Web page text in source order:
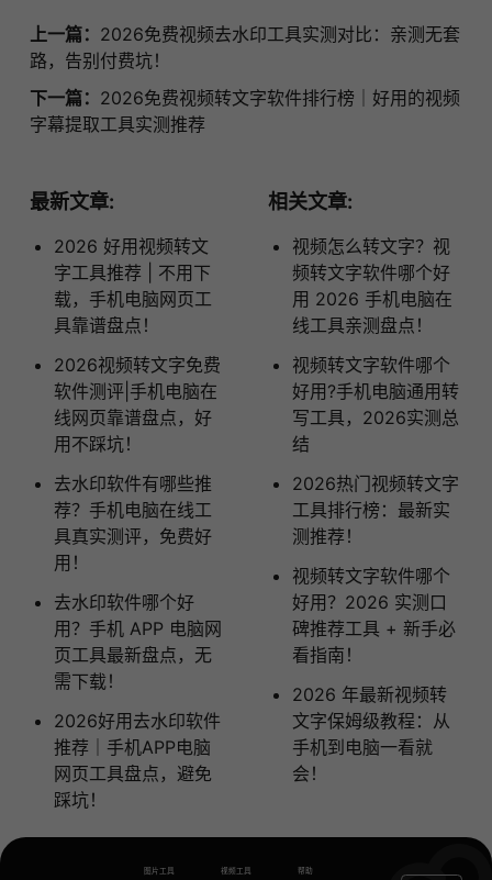
上一篇： 2026免费视频去水印工具实测对比：亲测无套
路，告别付费坑！
下一篇： 2026免费视频转文字软件排行榜｜好用的视频
字幕提取工具实测推荐
最新文章:
2026 好用视频转文
字工具推荐 | 不用下
载，手机电脑网页工
具靠谱盘点！
2026视频转文字免费
软件测评|手机电脑在
线网页靠谱盘点，好
用不踩坑！
去水印软件有哪些推
荐？手机电脑在线工
具真实测评，免费好
用！
去水印软件哪个好
用？手机 APP 电脑网
页工具最新盘点，无
需下载！
2026好用去水印软件
推荐｜手机APP电脑
网页工具盘点，避免
踩坑！
相关文章:
视频怎么转文字？视
频转文字软件哪个好
用 2026 手机电脑在
线工具亲测盘点！
视频转文字软件哪个
好用?手机电脑通用转
写工具，2026实测总
结
2026热门视频转文字
工具排行榜：最新实
测推荐！
视频转文字软件哪个
好用？2026 实测口
碑推荐工具 + 新手必
看指南！
2026 年最新视频转
文字保姆级教程：从
手机到电脑一看就
会！
图片工具 视频工具 帮助